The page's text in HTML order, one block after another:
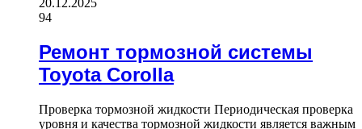
20.12.2025
94
Ремонт тормозной системы
Toyota Corolla
Проверка тормозной жидкости Периодическая проверка
уровня и качества тормозной жидкости является важным